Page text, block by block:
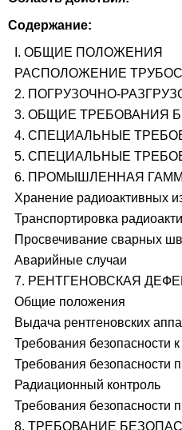
Содержание:
I. ОБЩИЕ ПОЛОЖЕНИЯ
РАСПОЛОЖЕНИЕ
2. ПОГРУЗОЧНО-
3. ОБЩИЕ ТРЕБОВАНИЯ
4. СПЕЦИАЛЬНЫЕ
5. СПЕЦИАЛЬНЫЕ
6. ПРОМЫШЛЕННАЯ
Хранение радиоактивных
Транспортировка
Просвечивание сварных
Аварийные случаи
7. РЕНТГЕНОВСКАЯ
Общие положения
Выдача рентгеновских
Требования безопасности
Требования безопасности
Радиационный контроль
Требования безопасности
8. ТРЕБОВАНИЕ